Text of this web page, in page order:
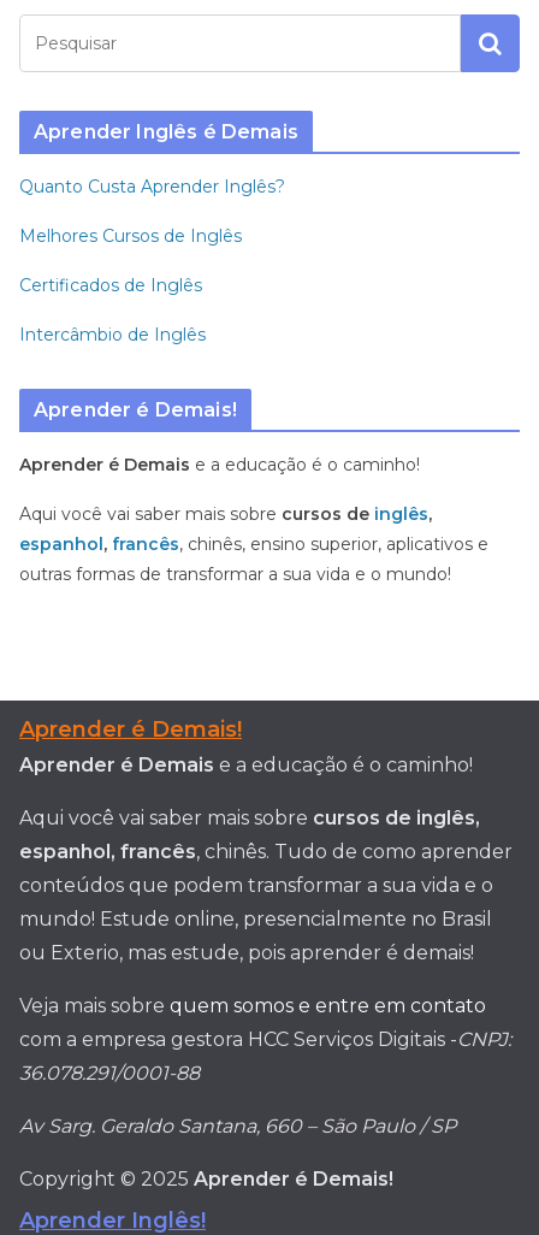
Aprender Inglês é Demais
Quanto Custa Aprender Inglês?
Melhores Cursos de Inglês
Certificados de Inglês
Intercâmbio de Inglês
Aprender é Demais!
Aprender é Demais e a educação é o caminho!
Aqui você vai saber mais sobre cursos de inglês,
espanhol, francês, chinês, ensino superior, aplicativos e
outras formas de transformar a sua vida e o mundo!
Aprender é Demais!
Aprender é Demais e a educação é o caminho!
Aqui você vai saber mais sobre cursos de inglês,
espanhol, francês, chinês. Tudo de como aprender
conteúdos que podem transformar a sua vida e o
mundo! Estude online, presencialmente no Brasil
ou Exterio, mas estude, pois aprender é demais!
Veja mais sobre quem somos e entre em contato
com a empresa gestora HCC Serviços Digitais -CNPJ:
36.078.291/0001-88
Av Sarg. Geraldo Santana, 660 – São Paulo / SP
Copyright © 2025 Aprender é Demais!
Aprender Inglês!